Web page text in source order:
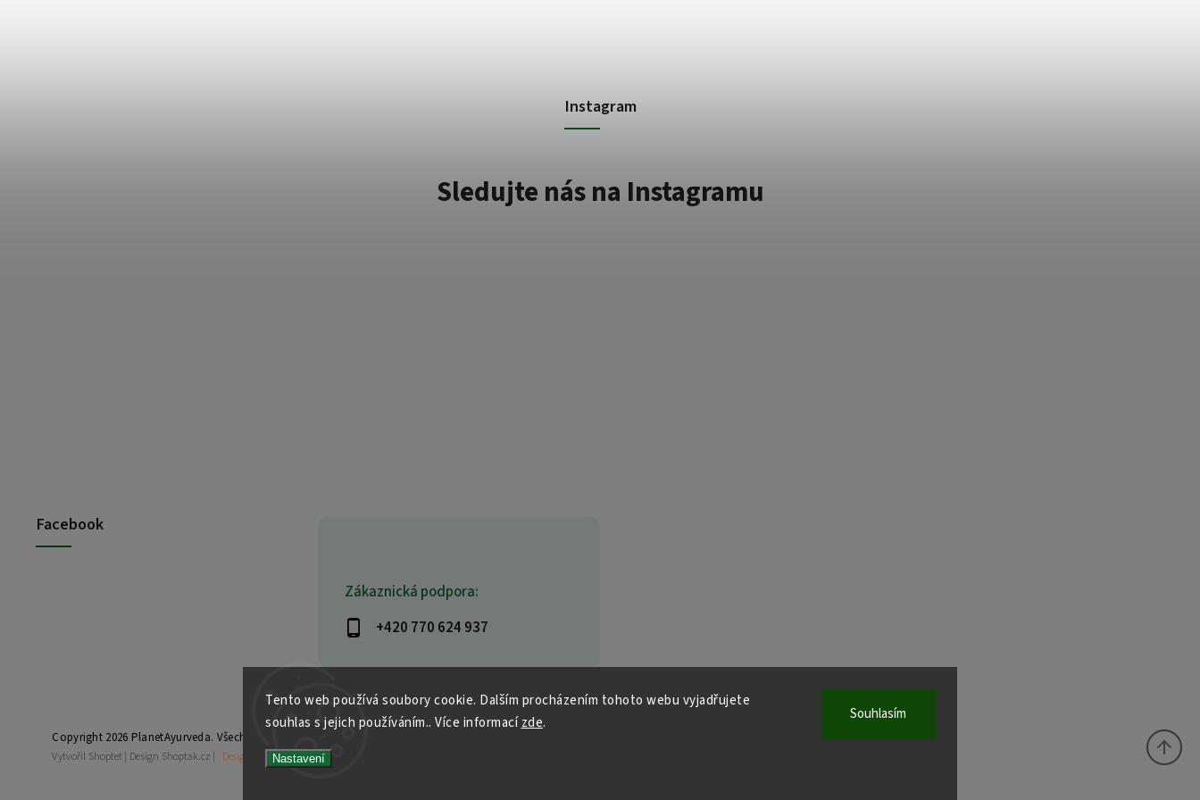
Tento web používá soubory cookie. Dalším procházením tohoto webu vyjadřujete
souhlas s jejich používáním.. Více informacízde.
Nastavení
Souhlasím
Zákaznická podpora:
+420 770 624 937
Instagram
Sledujte nás na Instagramu
Facebook
Copyright 2026 PlanetAyurveda. Všechna práva vyhrazena.
Vytvořil Shoptet | Design Shoptak.cz | Design by Almao.eu